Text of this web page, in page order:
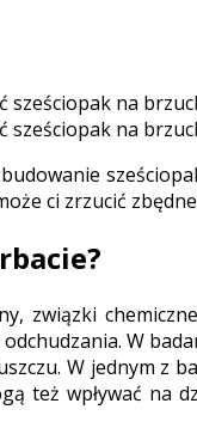
ci zrzucić
związki
W
W jednym z
też wpływać na